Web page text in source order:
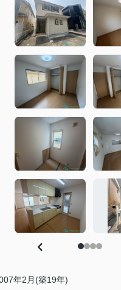
年2月(築19年)